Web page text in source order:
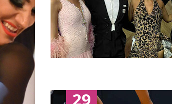
29